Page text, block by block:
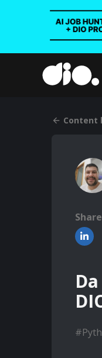
Content
Share
#